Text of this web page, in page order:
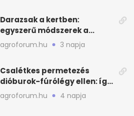
Darazsak a kertben:
egyszerű módszerek a
távoltartásukra nyáron
agroforum.hu 3 napja
Csalétkes permetezés
dióburok-fúrólégy ellen: így
csináld a kertben
agroforum.hu 4 napja